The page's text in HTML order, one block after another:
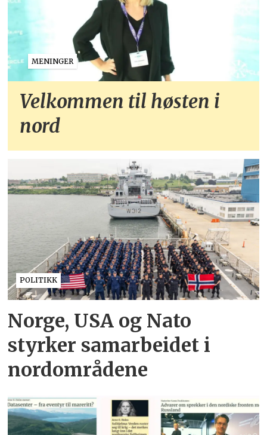
MENINGER
Velkommen til høsten i
nord
POLITIKK
Norge, USA og Nato
styrker samarbeidet i
nordområdene